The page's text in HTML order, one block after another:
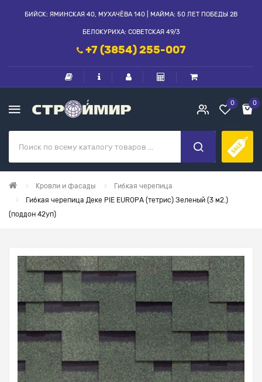
БИЙСК: ЯМИНСКАЯ 40, МУХАЧЁВА 140 | МАЙМА: 50 ЛЕТ ПОБЕДЫ 2В
БЕЛОКУРИХА: СОВЕТСКАЯ 49/3
+7 (3854) 255-007
0 0
Кровли и фасады
Гибкая черепица
Гибкая черепица Деке PIE EUROPA (тетрис) Зеленый (3 м2.)
(поддон 42уп)